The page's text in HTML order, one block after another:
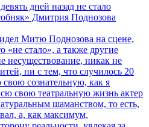
дней назад не стало
Дмитрия Поднозова
Митю Поднозова на сцене,
«не стало», а также другие
несуществование, никак не
ни с тем, что случилось 20
сознательную, как я
свою театральную жизнь актер
шаманством, то есть,
а, как максимум,